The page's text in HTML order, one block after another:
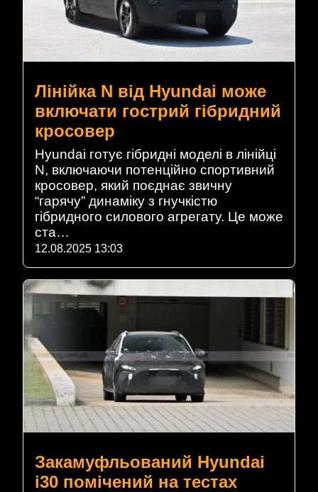
Лінійка N від Hyundai може
включати гострий гібридний
кросовер
Hyundai готує гібридні моделі в лінійці
N, включаючи потенційно спортивний
кросовер, який поєднає звичну
“гарячу” динаміку з гнучкістю
гібридного силового агрегату. Це може
ста…
12.08.2025 13:03
Закамуфльований Hyundai
i30 помічений на тестах